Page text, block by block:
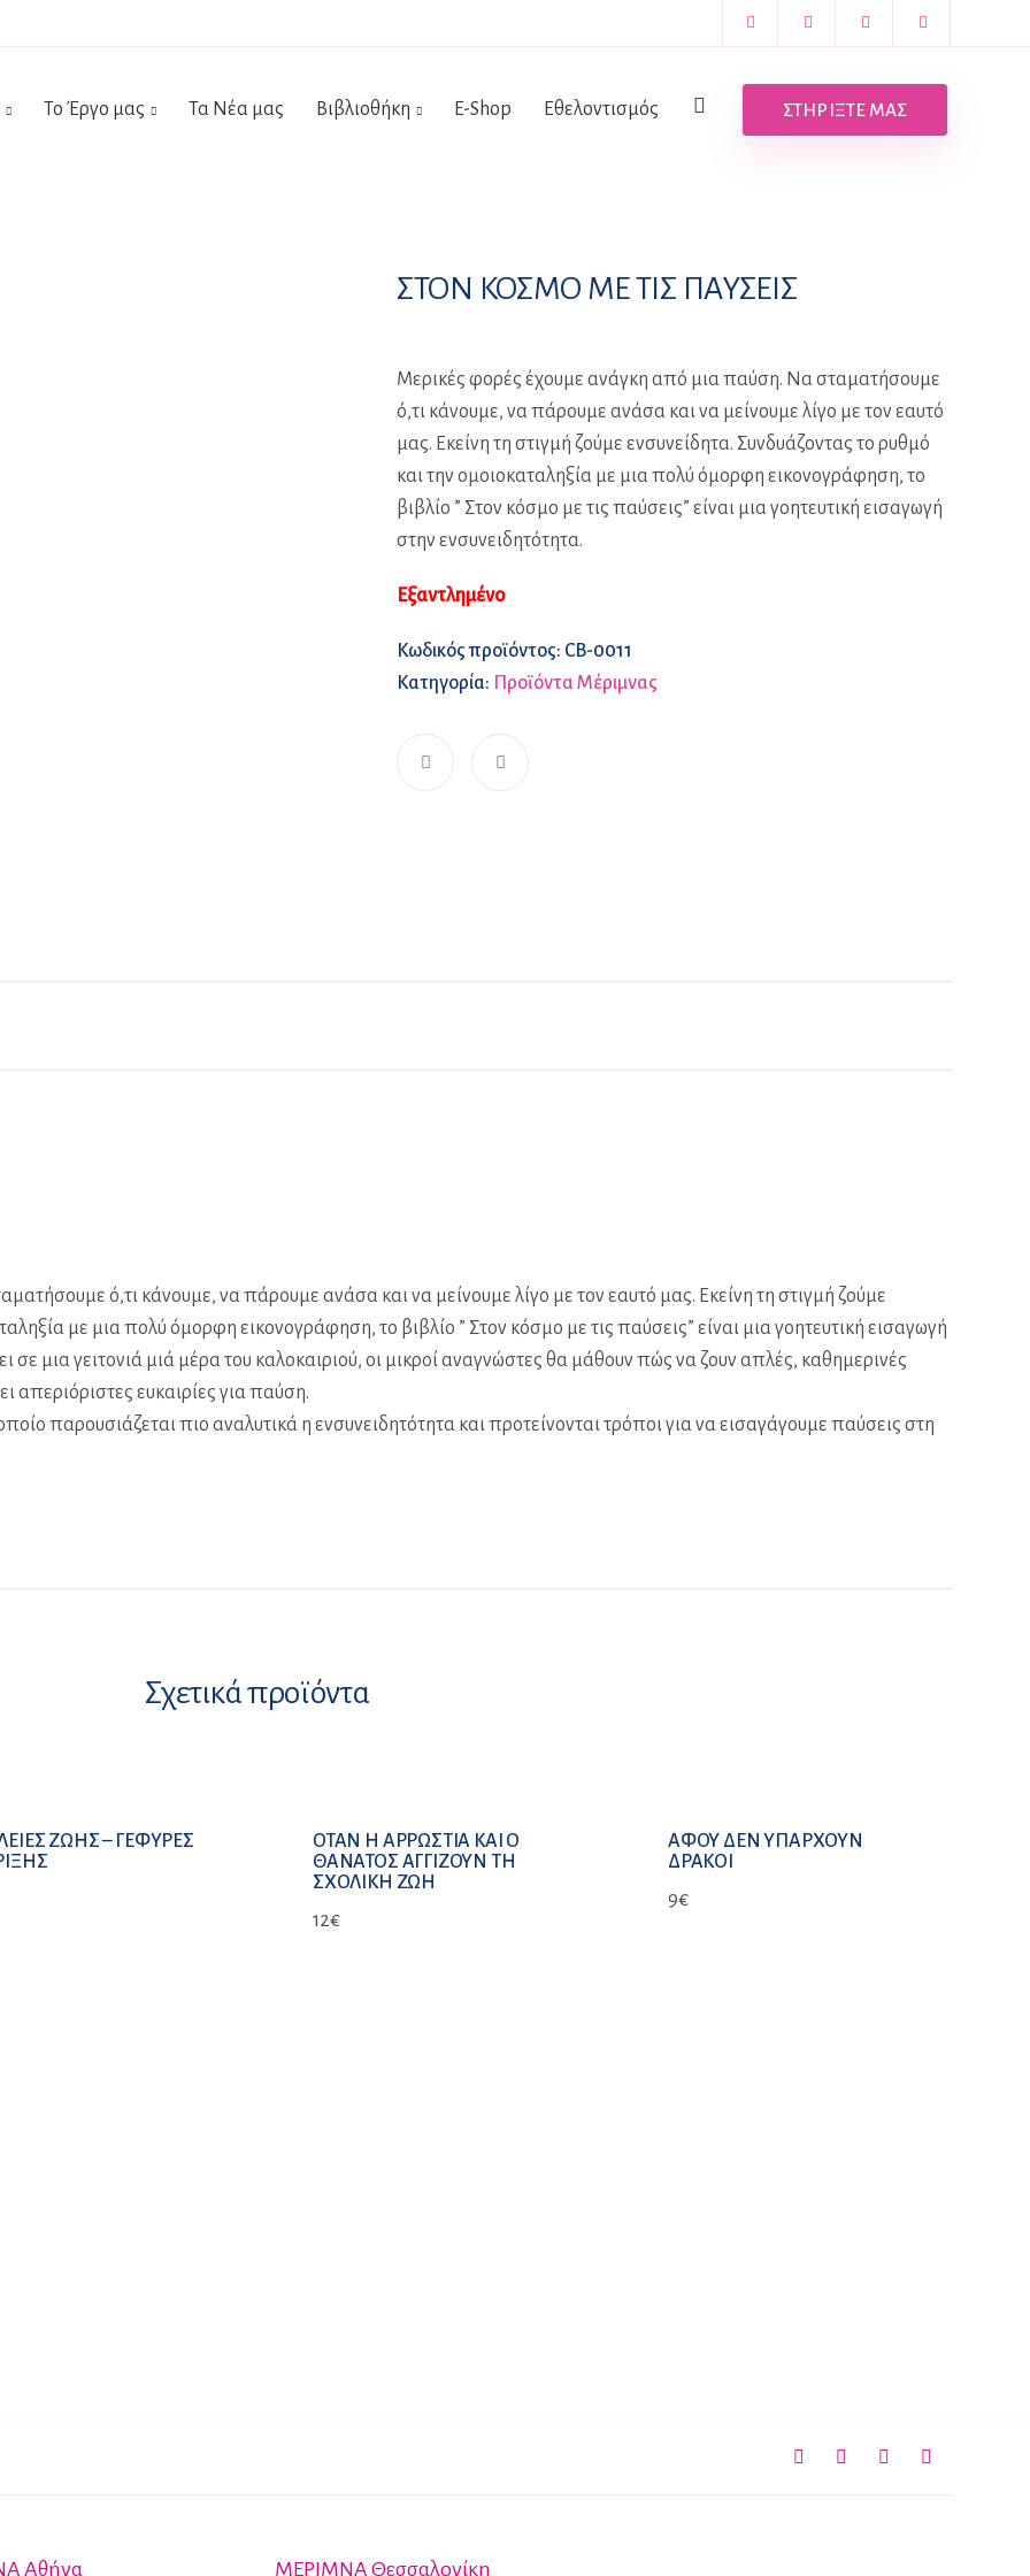
Το Έργο μας Τα Νέα μας Βιβλιοθήκη E-Shop Εθελοντισμός ΣΤΗΡΙΞΤΕ ΜΑΣ
ΣΤΟΝ ΚΟΣΜΟ ΜΕ ΤΙΣ ΠΑΥΣΕΙΣ
Μερικές φορές έχουμε ανάγκη από μια παύση. Να σταματήσουμε
ό,τι κάνουμε, να πάρουμε ανάσα και να μείνουμε λίγο με τον εαυτό
μας. Εκείνη τη στιγμή ζούμε ενσυνείδητα. Συνδυάζοντας το ρυθμό
και την ομοιοκαταληξία με μια πολύ όμορφη εικονογράφηση, το
βιβλίο ” Στον κόσμο με τις παύσεις” είναι μια γοητευτική εισαγωγή
στην ενσυνειδητότητα.
Εξαντλημένο
Κωδικός προϊόντος: CB-0011
Κατηγορία: Προϊόντα Μέριμνας
ό,τι κάνουμε, να πάρουμε ανάσα και να μείνουμε λίγο με τον εαυτό μας. Εκείνη τη στιγμή ζούμε
με μια πολύ όμορφη εικονογράφηση, το βιβλίο ” Στον κόσμο με τις παύσεις” είναι μια γοητευτική εισαγωγή
σε μια γειτονιά μιά μέρα του καλοκαιριού, οι μικροί αναγνώστες θα μάθουν πώς να ζουν απλές, καθημερινές
απεριόριστες ευκαιρίες για παύση.
παρουσιάζεται πιο αναλυτικά η ενσυνειδητότητα και προτείνονται τρόποι για να εισαγάγουμε παύσεις στη
Σχετικά προϊόντα
ΖΩΗΣ – ΓΕΦΥΡΕΣ
ΟΤΑΝ Η ΑΡΡΩΣΤΙΑ ΚΑΙ Ο
ΘΑΝΑΤΟΣ ΑΓΓΙΖΟΥΝ ΤΗ
ΣΧΟΛΙΚΗ ΖΩΗ
12€
ΑΦΟΥ ΔΕΝ ΥΠΑΡΧΟΥΝ
ΔΡΑΚΟΙ
9€
Αθήνα ΜΕΡΙΜΝΑ Θεσσαλονίκη